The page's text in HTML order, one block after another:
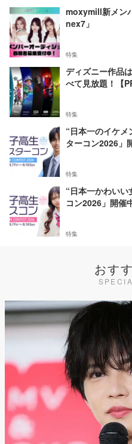
moxymill新メン
nex7」
特集
ディズニー作品
べて見放題！【
特集
“日本一のイケ
ターコン2026」
特集
“日本一かわい
コン2026」開催
特集
おす